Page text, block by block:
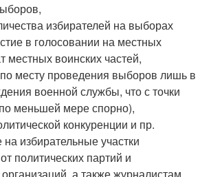
избирателей на выборах
в голосовании на местных
местных воинских частей,
месту проведения выборов лишь в
военной службы, что с точки
меньшей мере спорно),
конкуренции и пр.
на избирательные участки
политических партий и